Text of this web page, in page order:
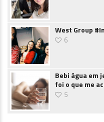
West Group
6
Bebi água em
foi o que me
5